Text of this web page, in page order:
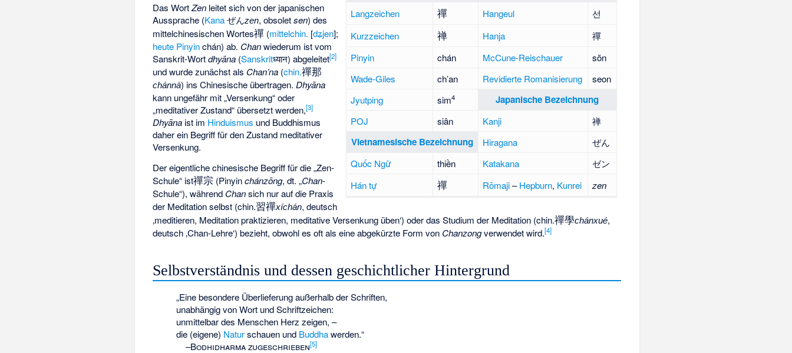
Langzeichen 禪 Hangeul
선
Kurzzeichen
禅 Hanja
禪
Pinyin
chán McCune-Reischauer
sŏn
Wade-Giles
ch’an Revidierte Romanisierung
seon
Jyutping
sim4 Japanische Bezeichnung
POJ siân Kanji 禅
Vietnamesische Bezeichnung Hiragana
ぜん
Quốc Ngữ
thiền Katakana
ゼン
Hán tự
禪 Rōmaji–Hepburn, Kunrei zen
Das WortZen leitet sich von der japanischen
Aussprache (Kana ぜんzen, obsoletsen) des
mittelchinesischen Wortes禪 (mittelchin. [dʑjen];
heute Pinyinchán) ab. Chanwiederum ist vom
Sanskrit-Wortdhyāna (Sanskritध्यान) abgeleitet[2]
und wurde zunächst als Chan’na (chin.禪那
chánnà) ins Chinesische übertragen.Dhyāna
kann ungefähr mit „Versenkung“ oder
„meditativer Zustand“ übersetzt werden,[3]
Dhyāna ist im Hinduismus und Buddhismus
daher ein Begriff für den Zustand meditativer
Versenkung.
Der eigentliche chinesische Begriff für die „Zen-
Schule“ ist禪宗 (Pinyinchánzōng, dt. „Chan-
Schule“), während Chansich nur auf die Praxis
der Meditation selbst (chin.習禪xíchán, deutsch
‚meditieren, Meditation praktizieren, meditative Versenkung üben‘) oder das Studium der Meditation (chin.禪學chánxué,
deutsch ‚Chan-Lehre‘) bezieht, obwohl es oft als eine abgekürzte Form von Chanzongverwendet wird.[4]
Selbstverständnis und dessen geschichtlicher Hintergrund
„Eine besondere Überlieferung außerhalb der Schriften,
unabhängig von Wort und Schriftzeichen:
unmittelbar des Menschen Herz zeigen, –
die (eigene) Naturschauen und Buddhawerden.“
–Bodhidharma zugeschrieben[5]